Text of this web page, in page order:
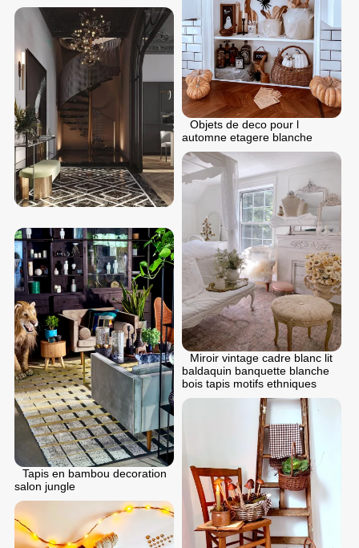
Objets de deco pour l
automne etagere blanche
Miroir vintage cadre blanc lit
baldaquin banquette blanche
bois tapis motifs ethniques
Tapis en bambou decoration
salon jungle